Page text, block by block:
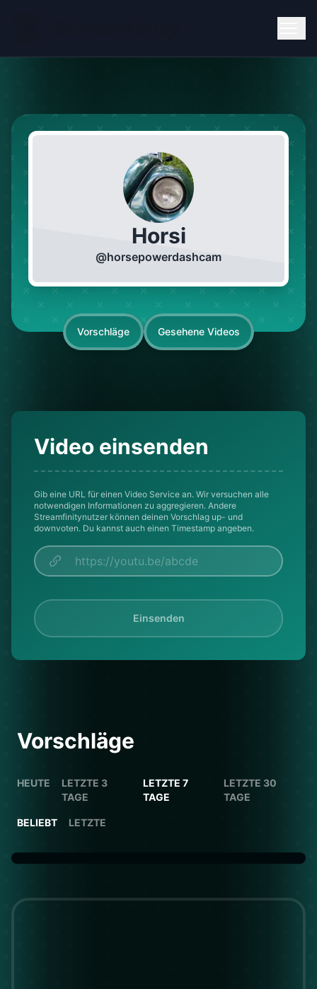
Horsi
@horsepowerdashcam
Vorschläge Gesehene Videos
Video einsenden
Gib eine URL für einen Video Service an. Wir versuchen alle
notwendigen Informationen zu aggregieren. Andere
Streamfinitynutzer können deinen Vorschlag up- und
downvoten. Du kannst auch einen Timestamp angeben.
Einsenden
Vorschläge
HEUTE
LETZTE 3
TAGE
LETZTE 7
TAGE
LETZTE 30
TAGE
BELIEBT LETZTE